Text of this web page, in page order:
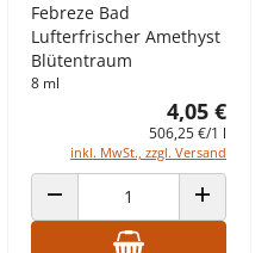
ERHÖHEN
Febreze Bad
Lufterfrischer Amethyst
Blütentraum
8 ml
4,05 €
506,25 €/1 l
inkl. MwSt., zzgl. Versand
ANZAHL VERRINGERN ANZAHL